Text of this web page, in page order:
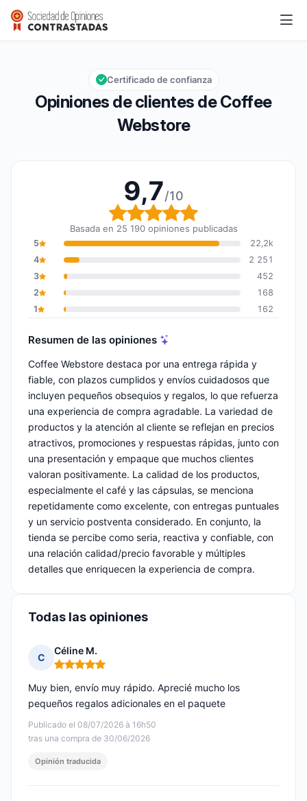
Coffee Webstore
Calificación global: 9,7 de 10
9,7/10
Opiniones de clientes de Coffee
Webstore
Certificado de confianza
9,7/10
Calificación global: 9,7
Basada en 25 190 opiniones publicadas
5
22,2k
4
2 251
3
452
2
168
1
162
Resumen de las opiniones
Coffee Webstore destaca por una entrega rápida y
fiable, con plazos cumplidos y envíos cuidadosos que
incluyen pequeños obsequios y regalos, lo que refuerza
una experiencia de compra agradable. La variedad de
productos y la atención al cliente se reflejan en precios
atractivos, promociones y respuestas rápidas, junto con
una presentación y empaque que muchos clientes
valoran positivamente. La calidad de los productos,
especialmente el café y las cápsulas, se menciona
repetidamente como excelente, con entregas puntuales
y un servicio postventa considerado. En conjunto, la
tienda se percibe como seria, reactiva y confiable, con
una relación calidad/precio favorable y múltiples
detalles que enriquecen la experiencia de compra.
Todas las opiniones
C
Céline M.
Nota: 5 de 5
Publicado el 08/07/2026 à 16h50
tras una compra de 30/06/2026
Muy bien, envío muy rápido. Aprecié mucho los
pequeños regalos adicionales en el paquete
Opinión traducida